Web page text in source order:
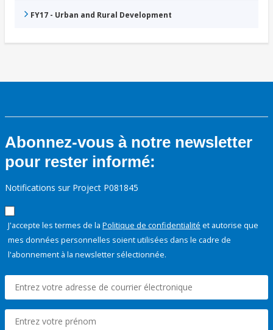
FY17 - Urban and Rural Development
Abonnez-vous à notre newsletter
pour rester informé:
Notifications sur Project P081845
J'accepte les termes de la Politique de confidentialité et autorise que
mes données personnelles soient utilisées dans le cadre de
l'abonnement à la newsletter sélectionnée.